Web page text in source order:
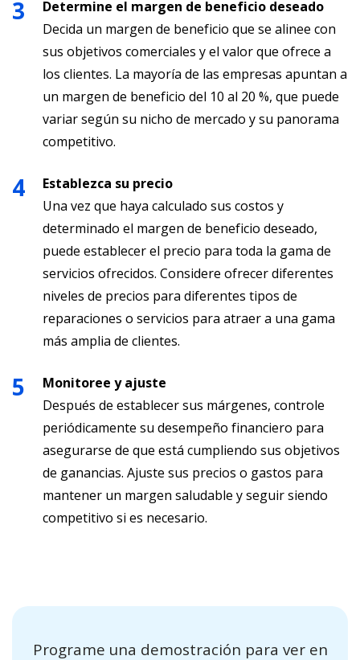
Determine el margen de beneficio deseado
Decida un margen de beneficio que se alinee con
sus objetivos comerciales y el valor que ofrece a
los clientes. La mayoría de las empresas apuntan a
un margen de beneficio del 10 al 20 %, que puede
variar según su nicho de mercado y su panorama
competitivo.
Establezca su precio
Una vez que haya calculado sus costos y
determinado el margen de beneficio deseado,
puede establecer el precio para toda la gama de
servicios ofrecidos. Considere ofrecer diferentes
niveles de precios para diferentes tipos de
reparaciones o servicios para atraer a una gama
más amplia de clientes.
Monitoree y ajuste
Después de establecer sus márgenes, controle
periódicamente su desempeño financiero para
asegurarse de que está cumpliendo sus objetivos
de ganancias. Ajuste sus precios o gastos para
mantener un margen saludable y seguir siendo
competitivo si es necesario.
Programe una demostración para ver en